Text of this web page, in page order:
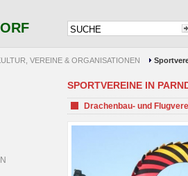
VEREINE & ORGANISATIONEN
SPORTVEREINE IN
Drachenbau- und